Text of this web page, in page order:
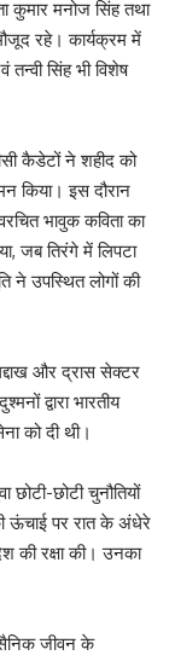
कुमार मनोज सिंह तथा
रहे। कार्यक्रम में
सिंह भी विशेष
कैडेटों ने शहीद को
किया। इस दौरान
भावुक कविता का
जब तिरंगे में लिपटा
ने उपस्थित लोगों की
और द्रास सेक्टर
द्वारा भारतीय
को दी थी।
छोटी चुनौतियों
ऊंचाई पर रात के अंधेरे
की रक्षा की। उनका
जीवन के